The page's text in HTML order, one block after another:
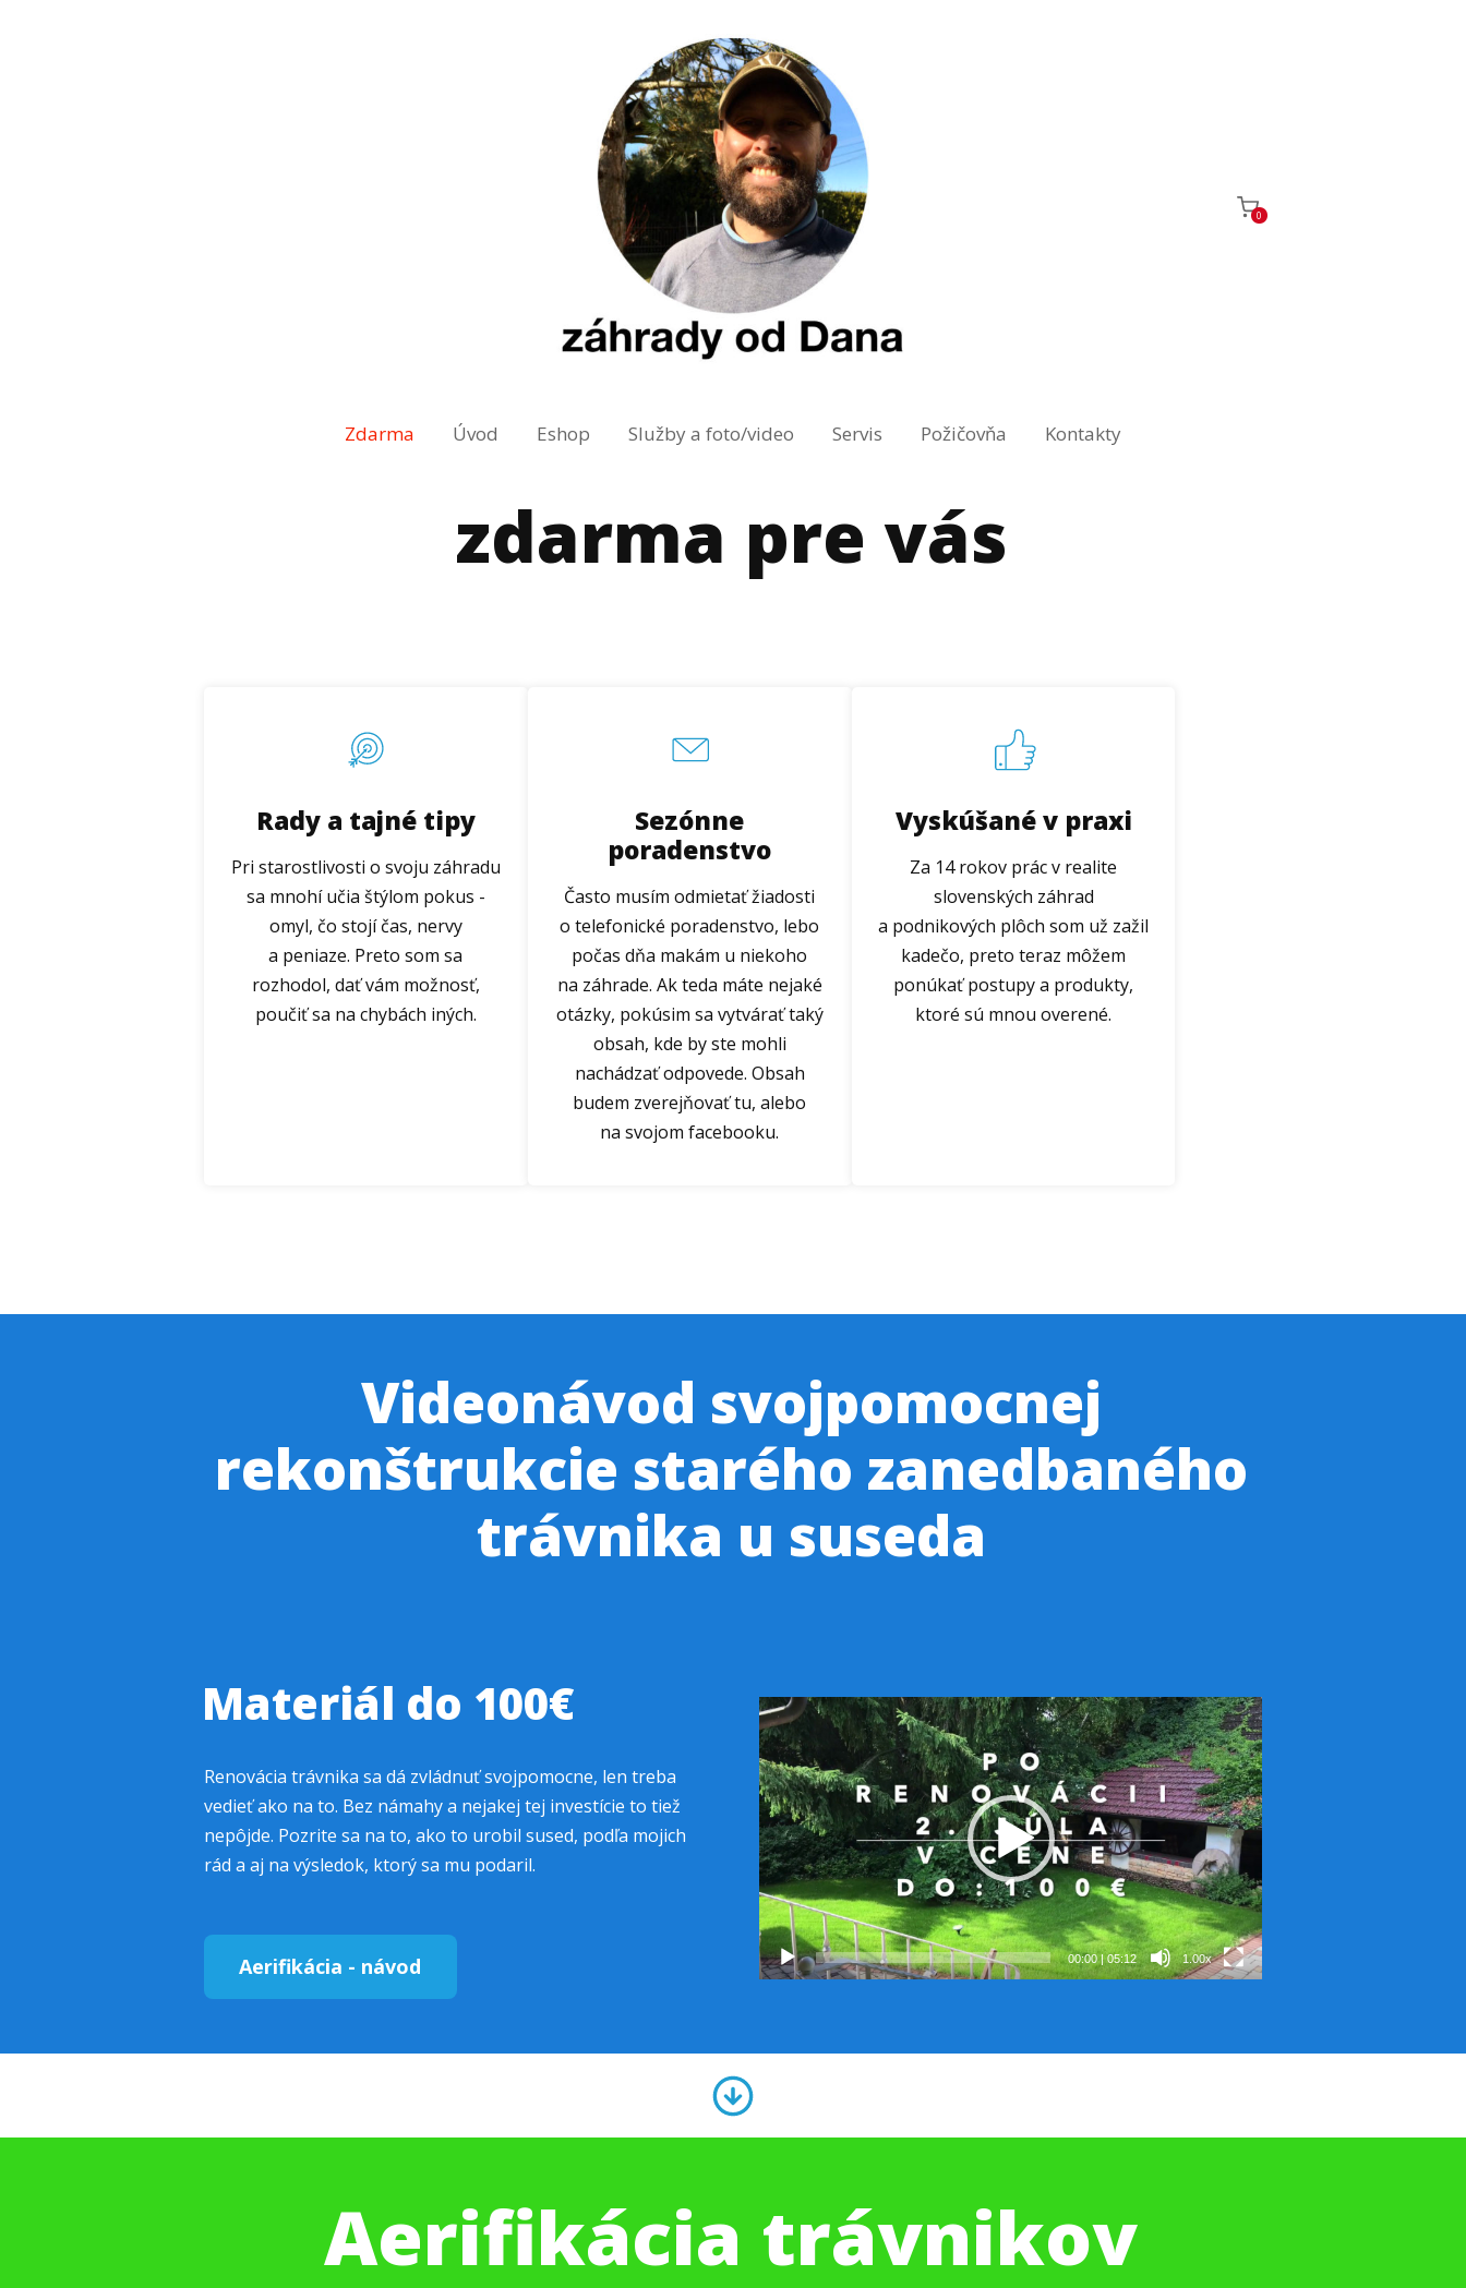
0
Zdarma Úvod Eshop Služby a foto/video Servis Požičovňa Kontakty
zdarma pre vás
Rady a tajné tipy
Pri starostlivosti o svoju záhradu
sa mnohí učia štýlom pokus -
omyl, čo stojí čas, nervy
a peniaze. Preto som sa
rozhodol, dať vám možnosť,
poučiť sa na chybách iných.
Sezónne
poradenstvo
Často musím odmietať žiadosti
o telefonické poradenstvo, lebo
počas dňa makám u niekoho
na záhrade. Ak teda máte nejaké
otázky, pokúsim sa vytvárať taký
obsah, kde by ste mohli
nachádzať odpovede. Obsah
budem zverejňovať tu, alebo
na svojom facebooku.
Vyskúšané v praxi
Za 14 rokov prác v realite
slovenských záhrad
a podnikových plôch som už zažil
kadečo, preto teraz môžem
ponúkať postupy a produkty,
ktoré sú mnou overené.
Videonávod svojpomocnej
rekonštrukcie starého zanedbaného
trávnika u suseda
Materiál do 100€
Renovácia trávnika sa dá zvládnuť svojpomocne, len treba
vedieť ako na to. Bez námahy a nejakej tej investície to tiež
nepôjde. Pozrite sa na to, ako to urobil sused, podľa mojich
rád a aj na výsledok, ktorý sa mu podaril.
Aerifikácia - návod
Video
prehrávač
00:00 | 05:12 1.00x
Aerifikácia trávnikov